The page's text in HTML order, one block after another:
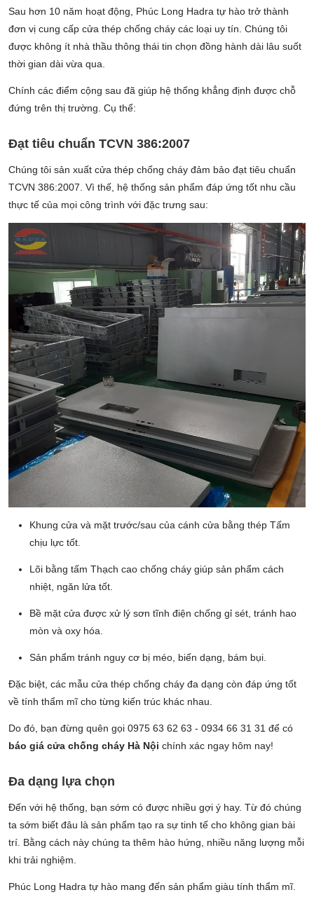
Sau hơn 10 năm hoạt động, Phúc Long Hadra tự hào trở thành
đơn vị cung cấp cửa thép chống cháy các loại uy tín. Chúng tôi
được không ít nhà thầu thông thái tin chọn đồng hành dài lâu suốt
thời gian dài vừa qua.
Chính các điểm cộng sau đã giúp hệ thống khẳng định được chỗ
đứng trên thị trường. Cụ thể:
Đạt tiêu chuẩn TCVN 386:2007
Chúng tôi sản xuất cửa thép chống cháy đảm bảo đạt tiêu chuẩn
TCVN 386:2007. Vì thế, hệ thống sản phẩm đáp ứng tốt nhu cầu
thực tế của mọi công trình với đặc trưng sau:
Khung cửa và mặt trước/sau của cánh cửa bằng thép Tấm
chịu lực tốt.
Lõi bằng tấm Thạch cao chống cháy giúp sản phẩm cách
nhiệt, ngăn lửa tốt.
Bề mặt cửa được xử lý sơn tĩnh điện chống gỉ sét, tránh hao
mòn và oxy hóa.
Sản phẩm tránh nguy cơ bị méo, biến dạng, bám bụi.
Đặc biệt, các mẫu cửa thép chống cháy đa dạng còn đáp ứng tốt
về tính thẩm mĩ cho từng kiến trúc khác nhau.
Do đó, bạn đừng quên gọi 0975 63 62 63 - 0934 66 31 31 để có
báo giá cửa chống cháy Hà Nội chính xác ngay hôm nay!
Đa dạng lựa chọn
Đến với hệ thống, bạn sớm có được nhiều gợi ý hay. Từ đó chúng
ta sớm biết đâu là sản phẩm tạo ra sự tinh tế cho không gian bài
trí. Bằng cách này chúng ta thêm hào hứng, nhiều năng lượng mỗi
khi trải nghiệm.
Phúc Long Hadra tự hào mang đến sản phẩm giàu tính thẩm mĩ.